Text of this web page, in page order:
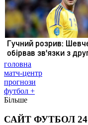
головна
матч-центр
прогнози
футбол +
Більше
САЙТ ФУТБОЛ 24